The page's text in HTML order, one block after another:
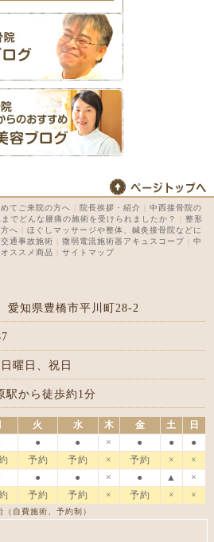
てご来院の方へ 院長挨拶・紹介
中西接骨院の
までどんな腰痛の施術を受けられましたか？
整形
へ
ほぐしマッサージや整体、鍼灸接骨院などに
交通事故施術 微弱電流施術器アキュスコープ
中
ススメ商品
サイトマップ
知県豊橋市平川町28-2
曜日、祝日
駅から徒歩約1分
火 水 木 金 土
日
● ● × ● ●
●
予約 予約 × 予約 ×
×
● ● × ● ▲
×
予約 予約 × 予約 × ×
自費施術、予約制）